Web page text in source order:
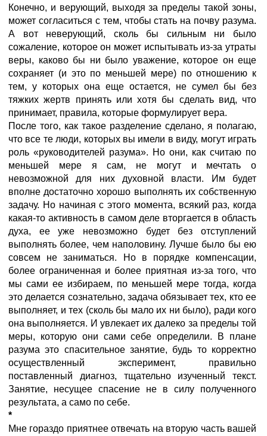
Конечно, и верующий, выходя за пределы такой зоны,
может согласиться с тем, чтобы стать на почву разума.
А вот неверующий, сколь бы сильным ни было
сожаление, которое он может испытывать из-за утраты
веры, каково бы ни было уважение, которое он еще
сохраняет (и это по меньшей мере) по отношению к
тем, у которых она еще остается, не сумел бы без
тяжких жертв принять или хотя бы сделать вид, что
принимает, правила, которые формулирует вера.
После того, как такое разделение сделано, я полагаю,
что все те люди, которых вы имели в виду, могут играть
роль «руководителей разума». Но они, как считаю по
меньшей мере я сам, не могут и мечтать о
невозможной для них духовной власти. Им будет
вполне достаточно хорошо выполнять их собственную
задачу. Но начиная с этого момента, всякий раз, когда
какая-то активность в самом деле вторгается в область
духа, ее уже невозможно будет без отступлений
выполнять более, чем наполовину. Лучше было бы ею
совсем не заниматься. Но в порядке компенсации,
более ограниченная и более приятная из-за того, что
мы сами ее избираем, по меньшей мере тогда, когда
это делается сознательно, задача обязывает тех, кто ее
выполняет, и тех (сколь бы мало их ни было), ради кого
она выполняется. И увлекает их далеко за пределы той
меры, которую они сами себе определили. В плане
разума это спасительное занятие, будь то корректно
осуществленный эксперимент, правильно
поставленный диагноз, тщательно изученный текст.
Занятие, несущее спасение не в силу полученного
результата, а само по себе.
*
Мне гораздо приятнее отвечать на вторую часть вашей